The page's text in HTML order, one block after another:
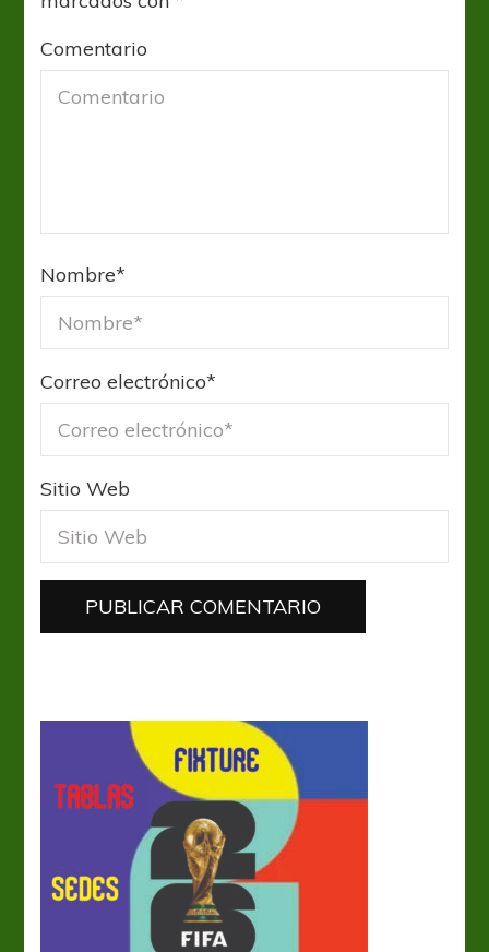
Comentario
Nombre*
Correo electrónico*
Sitio Web